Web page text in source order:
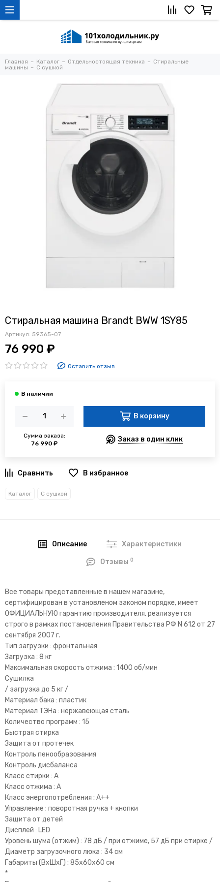
Главная Каталог Отдельностоящая техника
Стиральные
машины
С сушкой
Стиральная машина Brandt BWW 1SY85
Артикул: 59365-07
76 990 ₽
Оставить отзыв
Сумма заказа:
76 990 ₽
В корзину
Заказ в один клик
В избранное
Каталог С сушкой
Описание Характеристики
Отзывы0
Все товары представленные в нашем магазине,
сертифицирован в установленом законом порядке, имеет
ОФИЦИАЛЬНУЮ гарантию производителя, реализуется
строго в рамках постановления Правительства РФ N 612 от 27
сентября 2007 г.
Тип загрузки : фронтальная
Загрузка : 8 кг
Максимальная скорость отжима : 1400 об/мин
Сушилка
/ загрузка до 5 кг /
Материал бака : пластик
Материал ТЭНа : нержавеющая сталь
Количество программ : 15
Быстрая стирка
Защита от протечек
Контроль пенообразования
Контроль дисбаланса
Класс стирки : A
Класс отжима : A
Класс энергопотребления : A++
Управление : поворотная ручка + кнопки
Защита от детей
Дисплей : LED
Уровень шума (отжим) : 78 дБ / при отжиме, 57 дБ при стирке /
Диаметр загрузочного люка : 34 см
Габариты (ВхШхГ) : 85x60x60 см
*